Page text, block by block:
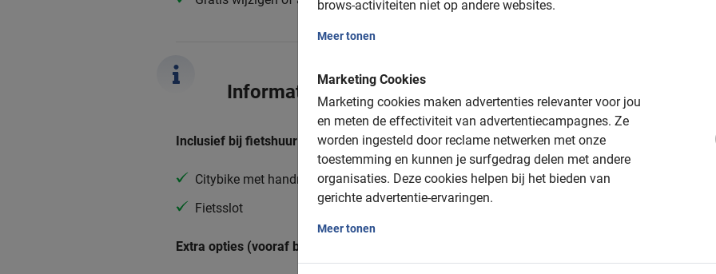
brows-activiteiten niet op andere websites.
Meer tonen
Marketing Cookies
Marketing cookies maken advertenties relevanter voor jou
en meten de effectiviteit van advertentiecampagnes. Ze
worden ingesteld door reclame netwerken met onze
toestemming en kunnen je surfgedrag delen met andere
organisaties. Deze cookies helpen bij het bieden van
gerichte advertentie-ervaringen.
Meer tonen
Informatie
Inclusief bij fietshuur:
Citybike met handrem
Fietsslot
Extra opties (vooraf boeken):